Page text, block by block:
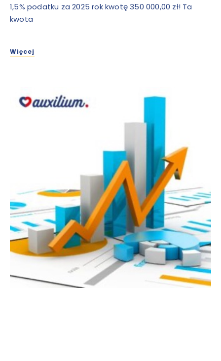
1,5% podatku za 2025 rok kwotę 350 000,00 zł! Ta
kwota
Więcej